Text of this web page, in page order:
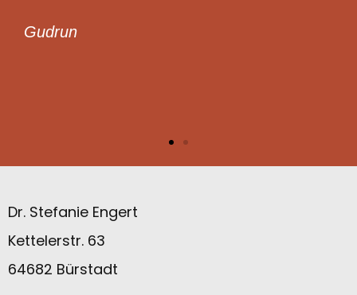
Gudrun
Dr. Stefanie Engert
Kettelerstr. 63
64682 Bürstadt